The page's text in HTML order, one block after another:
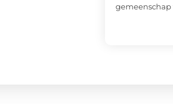
gemeenschap